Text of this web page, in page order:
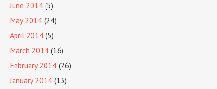
June 2014 (5)
May 2014 (24)
April 2014 (5)
March 2014 (16)
February 2014 (26)
January 2014 (13)